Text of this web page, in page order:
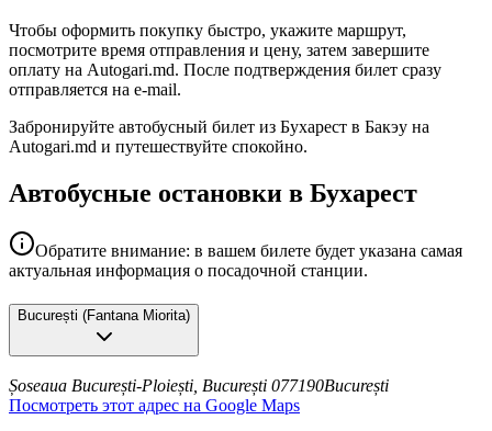
Чтобы оформить покупку быстро, укажите маршрут,
посмотрите время отправления и цену, затем завершите
оплату на Autogari.md. После подтверждения билет сразу
отправляется на e-mail.
Забронируйте автобусный билет из Бухарест в Бакэу на
Autogari.md и путешествуйте спокойно.
Автобусные остановки в Бухарест
Обратите внимание: в вашем билете будет указана самая
актуальная информация о посадочной станции.
București (Fantana Miorita)
Șoseaua București-Ploiești, București 077190București
Посмотреть этот адрес на Google Maps